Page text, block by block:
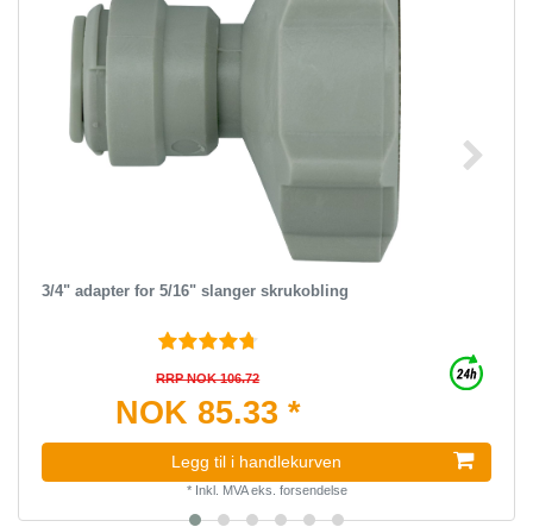
3/4" adapter for 5/16" slanger skrukobling
RRP NOK 106.72
NOK 85.33 *
Legg til i handlekurven
* Inkl. MVAeks. forsendelse